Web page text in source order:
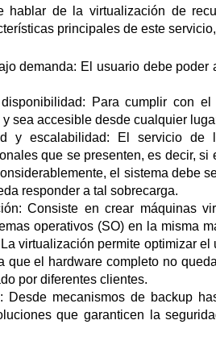
de la virtualización de
principales de este
demanda: El usuario debe
Para cumplir con
sea accesible desde cualquier
y escalabilidad: El servicio
que se presenten, es decir,
el sistema debe
responder a tal sobrecarga.
Consiste en crear máquinas
operativos (SO) en la misma
virtualización permite optimizar
que el hardware completo no
por diferentes clientes.
Desde mecanismos de backup
que garanticen la